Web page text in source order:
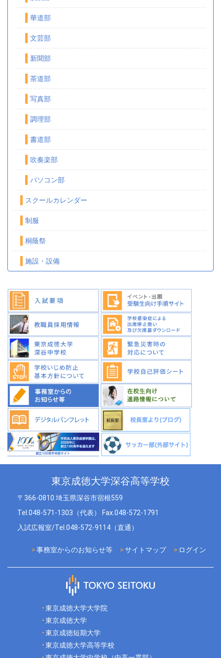
華道部
文芸部
新聞部
茶道部
写真部
調理部
書道部
吹奏楽部
パソコン部
スクールカレンダー
制服
桐蔭祭
施設・設備
東京成徳大学深谷高等学校
〒366-0810 埼玉県深谷市宿根559
Tel.048-571-1303（代表） Fax.048-572-1791
入試広報室/Tel.048-572-9114（直通）
ログイン
サイトマップ
事務室からのお知らせ等
東京成徳大学大学院
東京成徳大学
東京成徳短期大学
東京成徳大学高等学校